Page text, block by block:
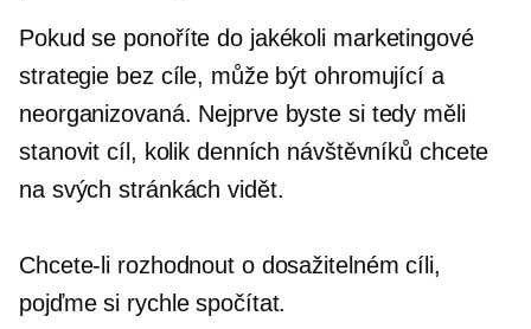
Pokud se ponoříte do jakékoli marketingové
strategie bez cíle, může být ohromující a
neorganizovaná. Nejprve byste si tedy měli
stanovit cíl, kolik denních návštěvníků chcete
na svých stránkách vidět.
Chcete-li rozhodnout o dosažitelném cíli,
pojďme si rychle spočítat.